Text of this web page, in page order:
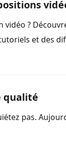
?
et des
qualité
pas.